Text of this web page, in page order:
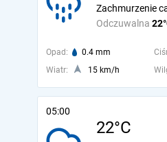
Odczuwalna
Zachmurzenie
Opad: 0.4 mm
Wiatr:
15 km/h
05:00
22°C